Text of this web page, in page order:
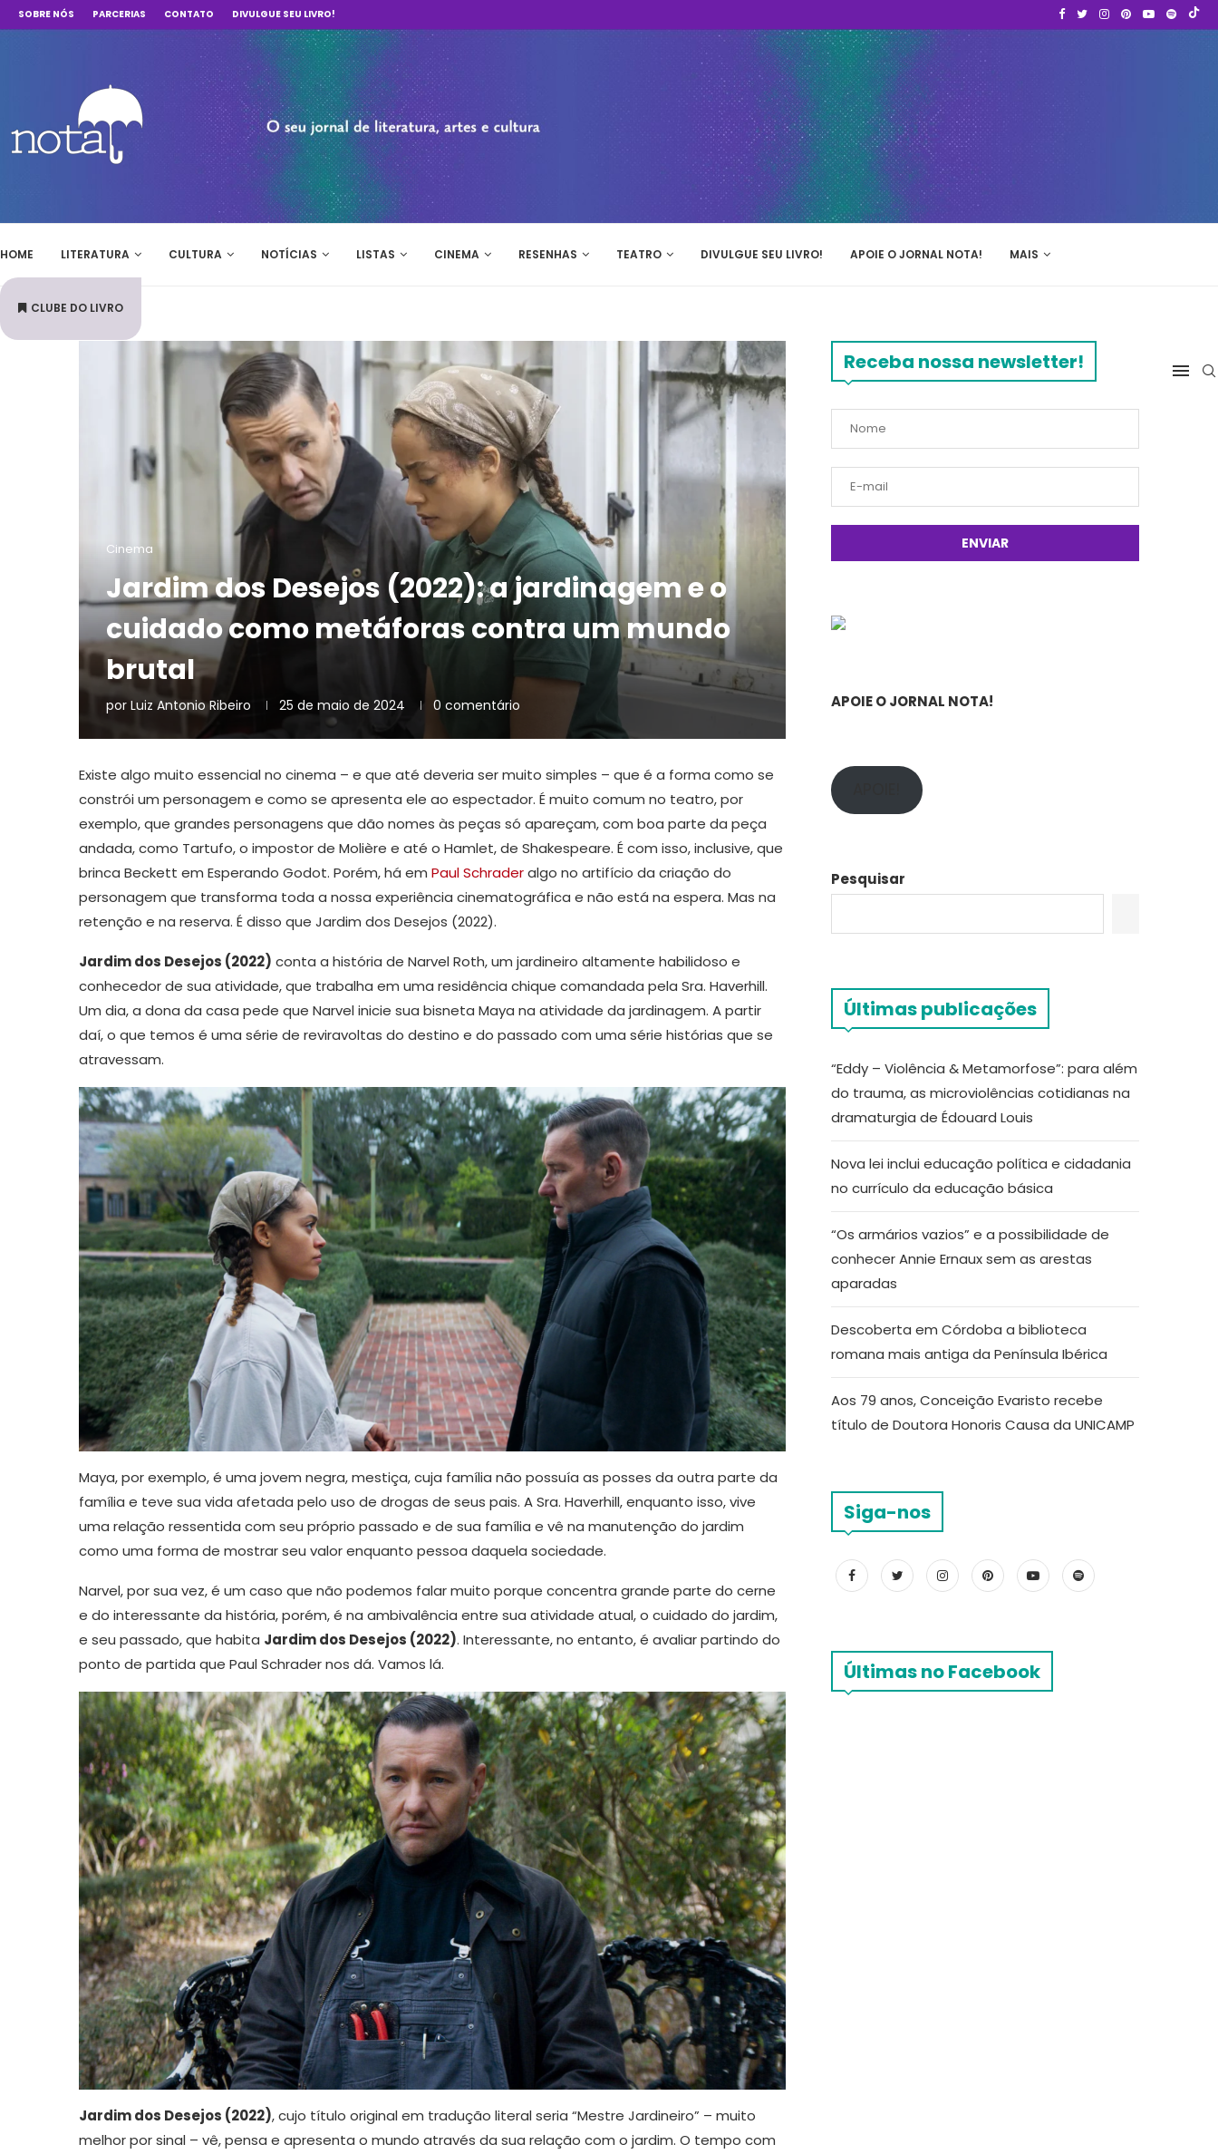
SOBRE NÓS PARCERIAS CONTATO DIVULGUE SEU LIVRO!
HOME LITERATURA CULTURA NOTÍCIAS LISTAS CINEMA RESENHAS TEATRO DIVULGUE SEU LIVRO! APOIE O JORNAL NOTA! MAIS
CLUBE DO LIVRO
Cinema
Jardim dos Desejos (2022): a jardinagem e o
cuidado como metáforas contra um mundo
brutal
por Luiz Antonio Ribeiro 25 de maio de 2024 0 comentário
Existe algo muito essencial no cinema – e que até deveria ser muito simples – que é a forma como se
constrói um personagem e como se apresenta ele ao espectador. É muito comum no teatro, por
exemplo, que grandes personagens que dão nomes às peças só apareçam, com boa parte da peça
andada, como Tartufo, o impostor de Molière e até o Hamlet, de Shakespeare. É com isso, inclusive, que
brinca Beckett em Esperando Godot. Porém, há em Paul Schraderalgo no artifício da criação do
personagem que transforma toda a nossa experiência cinematográfica e não está na espera. Mas na
retenção e na reserva. É disso que Jardim dos Desejos (2022).
Jardim dos Desejos (2022) conta a história de Narvel Roth, um jardineiro altamente habilidoso e
conhecedor de sua atividade, que trabalha em uma residência chique comandada pela Sra. Haverhill.
Um dia, a dona da casa pede que Narvel inicie sua bisneta Maya na atividade da jardinagem. A partir
daí, o que temos é uma série de reviravoltas do destino e do passado com uma série histórias que se
atravessam.
Maya, por exemplo, é uma jovem negra, mestiça, cuja família não possuía as posses da outra parte da
família e teve sua vida afetada pelo uso de drogas de seus pais. A Sra. Haverhill, enquanto isso, vive
uma relação ressentida com seu próprio passado e de sua família e vê na manutenção do jardim
como uma forma de mostrar seu valor enquanto pessoa daquela sociedade.
Narvel, por sua vez, é um caso que não podemos falar muito porque concentra grande parte do cerne
e do interessante da história, porém, é na ambivalência entre sua atividade atual, o cuidado do jardim,
e seu passado, que habita Jardim dos Desejos (2022). Interessante, no entanto, é avaliar partindo do
ponto de partida que Paul Schrader nos dá. Vamos lá.
Jardim dos Desejos (2022), cujo título original em tradução literal seria “Mestre Jardineiro” – muito
melhor por sinal – vê, pensa e apresenta o mundo através da sua relação com o jardim. O tempo com
Receba nossa newsletter!
APOIE O JORNAL NOTA!
Pesquisar
Últimas publicações
“Eddy – Violência & Metamorfose”: para além
do trauma, as microviolências cotidianas na
dramaturgia de Édouard Louis
Nova lei inclui educação política e cidadania
no currículo da educação básica
“Os armários vazios” e a possibilidade de
conhecer Annie Ernaux sem as arestas
aparadas
Descoberta em Córdoba a biblioteca
romana mais antiga da Península Ibérica
Aos 79 anos, Conceição Evaristo recebe
título de Doutora Honoris Causa da UNICAMP
Siga-nos
Últimas no Facebook